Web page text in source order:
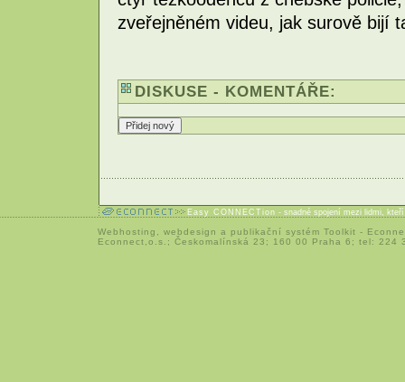
zveřejněném videu, jak surově bijí
DISKUSE - KOMENTÁŘE:
Easy CONNECTion - snadné spojení mezi lidmi,
Webhosting webdesign a publikační systém Toolkit -
Econnect,o.s.; Českomalínská 23; 160 00 Praha 6; tel: 224